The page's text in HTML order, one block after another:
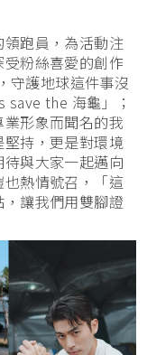
跑員，為活動注
粉絲喜愛的創作
守護地球這件事沒
the 海龜」；
形象而聞名的我
持，更是對環境
與大家一起邁向
熱情號召，「這
讓我們用雙腳證